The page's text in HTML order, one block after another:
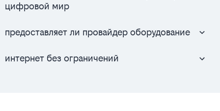
цифровой мир
предоставляет ли провайдер оборудование
интернет без ограничений